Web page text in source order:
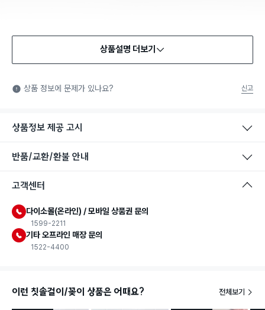
상품설명 더보기
상품 정보에 문제가 있나요? 신고
상품정보 제공 고시
반품/교환/환불 안내
고객센터
다이소몰(온라인) / 모바일 상품권 문의
1599-2211
기타 오프라인 매장 문의
1522-4400
이런 칫솔걸이/꽂이 상품은 어때요? 전체보기